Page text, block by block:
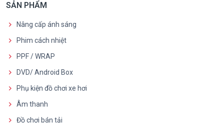
SẢN PHẨM
Nâng cấp ánh sáng
Phim cách nhiệt
PPF / WRAP
DVD/ Android Box
Phụ kiện đồ chơi xe hơi
Âm thanh
Đồ chơi bán tải